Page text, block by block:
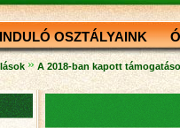
INDULÓ OSZTÁLYAINK
» A 2018-ban kapott